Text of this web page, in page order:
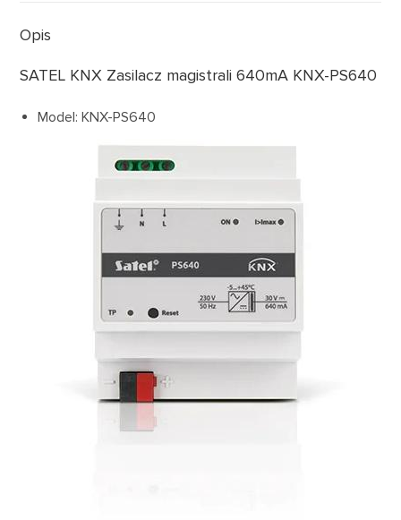
Opis
SATEL KNX Zasilacz magistrali 640mA KNX-PS640
Model: KNX-PS640